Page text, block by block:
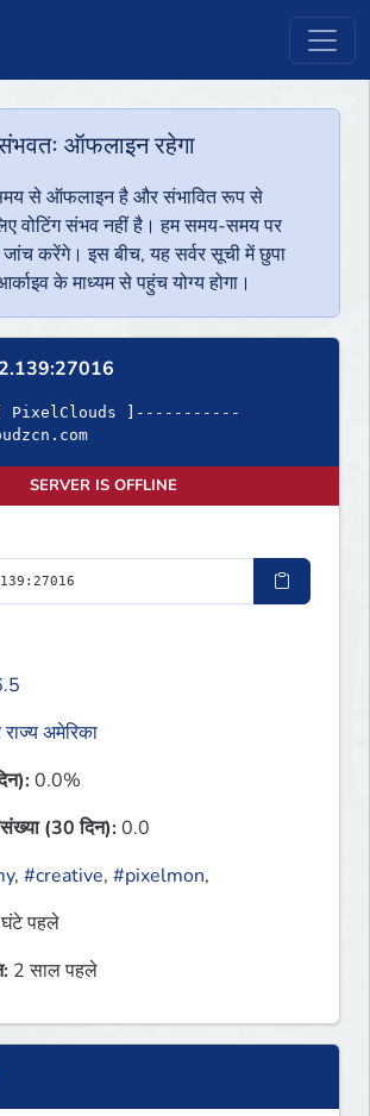
ऑफलाइन रहेगा
से ऑफलाइन है और संभावित रूप से
वोटिंग संभव नहीं है। हम समय-समय पर
करेंगे। इस बीच, यह सर्वर सूची में छुपा
के माध्यम से पहुंच योग्य होगा।
]-----------
SERVER IS OFFLINE
अमेरिका
0.0%
(30 दिन):0.0
, #creative, #pixelmon,
पहले
2 साल पहले